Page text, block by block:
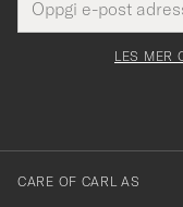
postadresse
felt
för
dig
till
LES MER
CARE OF CARL AS